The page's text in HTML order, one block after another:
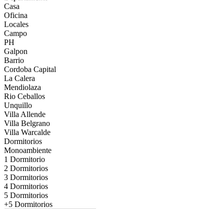
Casa
Oficina
Locales
Campo
PH
Galpon
Barrio
Cordoba Capital
La Calera
Mendiolaza
Rio Ceballos
Unquillo
Villa Allende
Villa Belgrano
Villa Warcalde
Dormitorios
Monoambiente
1 Dormitorio
2 Dormitorios
3 Dormitorios
4 Dormitorios
5 Dormitorios
+5 Dormitorios